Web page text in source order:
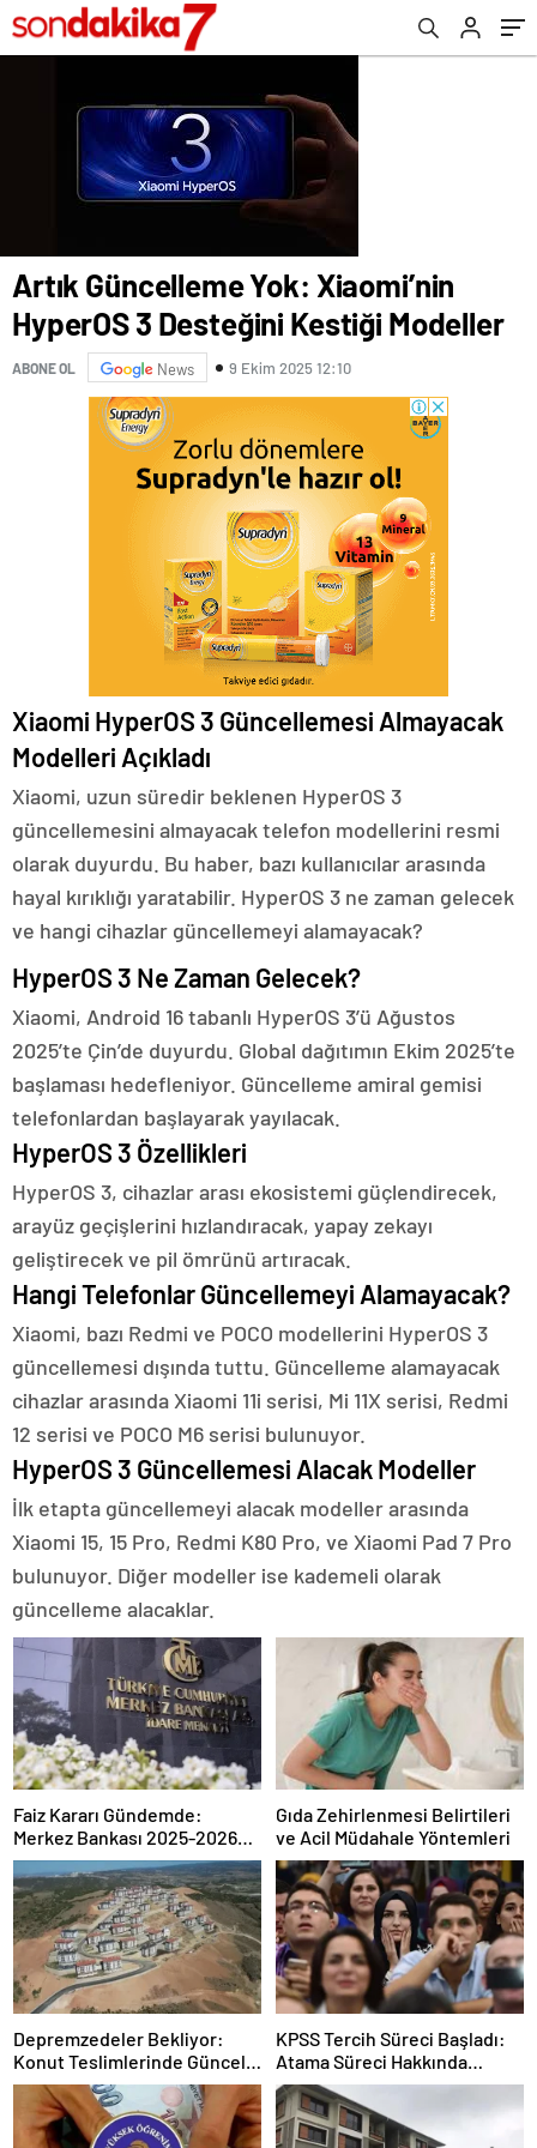
Artık Güncelleme Yok: Xiaomi’nin
HyperOS 3 Desteğini Kestiği Modeller
ABONE OL News 9 Ekim 2025 12:10
Xiaomi HyperOS 3 Güncellemesi Almayacak
Modelleri Açıkladı
Xiaomi, uzun süredir beklenen HyperOS 3
güncellemesini almayacak telefon modellerini resmi
olarak duyurdu. Bu haber, bazı kullanıcılar arasında
hayal kırıklığı yaratabilir. HyperOS 3 ne zaman gelecek
ve hangi cihazlar güncellemeyi alamayacak?
HyperOS 3 Ne Zaman Gelecek?
Xiaomi, Android 16 tabanlı HyperOS 3’ü Ağustos
2025’te Çin’de duyurdu. Global dağıtımın Ekim 2025’te
başlaması hedefleniyor. Güncelleme amiral gemisi
telefonlardan başlayarak yayılacak.
HyperOS 3 Özellikleri
HyperOS 3, cihazlar arası ekosistemi güçlendirecek,
arayüz geçişlerini hızlandıracak, yapay zekayı
geliştirecek ve pil ömrünü artıracak.
Hangi Telefonlar Güncellemeyi Alamayacak?
Xiaomi, bazı Redmi ve POCO modellerini HyperOS 3
güncellemesi dışında tuttu. Güncelleme alamayacak
cihazlar arasında Xiaomi 11i serisi, Mi 11X serisi, Redmi
12 serisi ve POCO M6 serisi bulunuyor.
HyperOS 3 Güncellemesi Alacak Modeller
İlk etapta güncellemeyi alacak modeller arasında
Xiaomi 15, 15 Pro, Redmi K80 Pro, ve Xiaomi Pad 7 Pro
bulunuyor. Diğer modeller ise kademeli olarak
güncelleme alacaklar.
Faiz Kararı Gündemde:
Merkez Bankası 2025-2026
Takvimi
Gıda Zehirlenmesi Belirtileri
ve Acil Müdahale Yöntemleri
Depremzedeler Bekliyor:
Konut Teslimlerinde Güncel
Rakamlar
KPSS Tercih Süreci Başladı:
Atama Süreci Hakkında
Bilmeniz Gerekenler